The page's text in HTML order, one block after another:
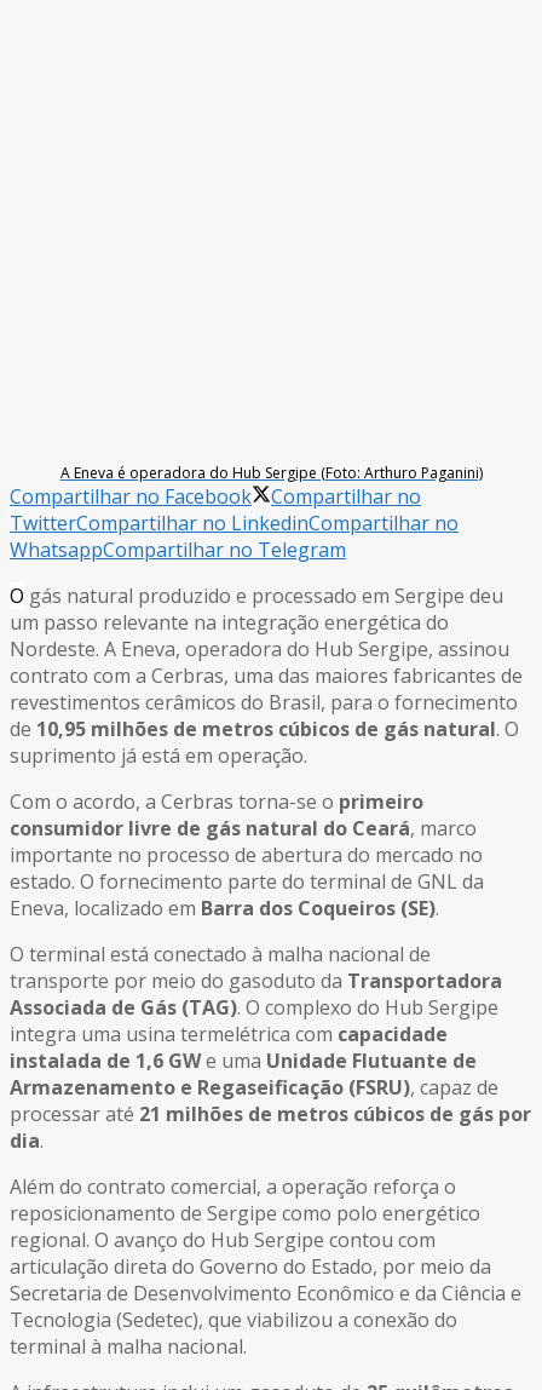
A Eneva é operadora do Hub Sergipe (Foto: Arthuro Paganini)
Compartilhar no Facebook
Compartilhar no
TwitterCompartilhar no LinkedinCompartilhar no
WhatsappCompartilhar no Telegram
O gás natural produzido e processado em Sergipe deu
um passo relevante na integração energética do
Nordeste. A Eneva, operadora do Hub Sergipe, assinou
contrato com a Cerbras, uma das maiores fabricantes de
revestimentos cerâmicos do Brasil, para o fornecimento
de 10,95 milhões de metros cúbicos de gás natural. O
suprimento já está em operação.
Com o acordo, a Cerbras torna-se o primeiro
consumidor livre de gás natural do Ceará, marco
importante no processo de abertura do mercado no
estado. O fornecimento parte do terminal de GNL da
Eneva, localizado em Barra dos Coqueiros (SE).
O terminal está conectado à malha nacional de
transporte por meio do gasoduto da Transportadora
Associada de Gás (TAG). O complexo do Hub Sergipe
integra uma usina termelétrica com capacidade
instalada de 1,6 GWe uma Unidade Flutuante de
Armazenamento e Regaseificação (FSRU), capaz de
processar até 21 milhões de metros cúbicos de gás por
dia.
Além do contrato comercial, a operação reforça o
reposicionamento de Sergipe como polo energético
regional. O avanço do Hub Sergipe contou com
articulação direta do Governo do Estado, por meio da
Secretaria de Desenvolvimento Econômico e da Ciência e
Tecnologia (Sedetec), que viabilizou a conexão do
terminal à malha nacional.